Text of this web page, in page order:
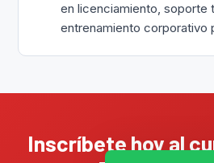
en licenciamiento, soporte
entrenamiento corporativo
Inscríbete hoy al